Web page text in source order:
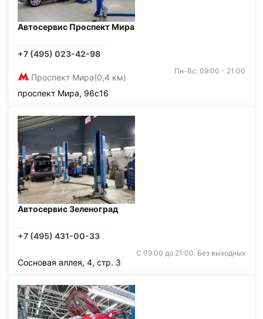
Автосервис Проспект Мира
+7 (495) 023-42-98
Проспект Мира(0,4 км)
Пн-Вс: 09:00 - 21:00
проспект Мира, 96с16
Автосервис Зеленоград
+7 (495) 431-00-33
С 09:00 до 21:00. Без выходных
Сосновая аллея, 4, стр. 3